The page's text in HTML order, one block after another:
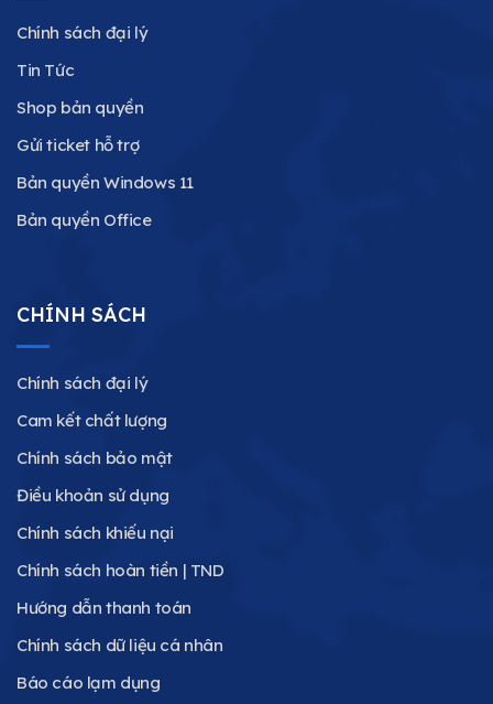
Chính sách đại lý
Tin Tức
Shop bản quyền
Gửi ticket hỗ trợ
Bản quyền Windows 11
Bản quyền Office
CHÍNH SÁCH
Chính sách đại lý
Cam kết chất lượng
Chính sách bảo mật
Điều khoản sử dụng
Chính sách khiếu nại
Chính sách hoàn tiền | TND
Hướng dẫn thanh toán
Chính sách dữ liệu cá nhân
Báo cáo lạm dụng